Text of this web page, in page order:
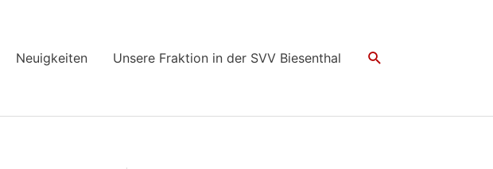
Neuigkeiten Unsere Fraktion in der SVV Biesenthal Suchen